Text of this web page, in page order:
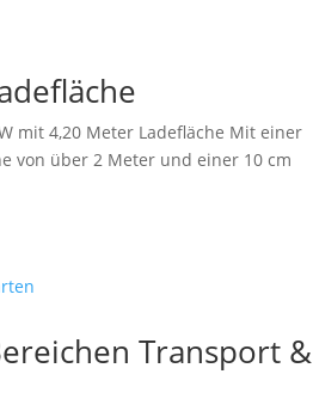
mit 4,20 Meter Ladefläche Mit einer
von über 2 Meter und einer 10 cm
Transport &